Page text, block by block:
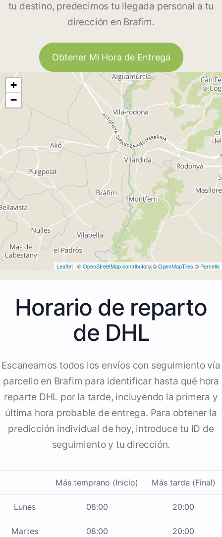
tu destino, predecimos tu llegada personal a tu
dirección en Brafim.
Obtener Mi Hora de Entrega
+
−
Leaflet | ©OpenStreetMap contributors©OpenMapTiles © Parcello
Horario de reparto
de DHL
Escaneamos todos los envíos con seguimiento vía
parcello en Brafim para identificar hasta qué hora
reparte DHL por la tarde, incluyendo la primera y
última hora probable de entrega. Para obtener la
predicción individual de hoy, introduce tu ID de
seguimiento y tu dirección.
Más temprano (Inicio) Más tarde (Final)
Lunes 08:00 20:00
Martes 08:00 20:00